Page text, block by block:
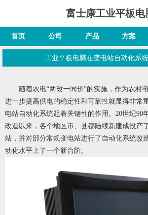
富士康工业平板电
首页 公司 产品 方案
工业平板电脑在变电站自动化系
随着农电“两改一同价”的实施，作为农村
进一步提高供电的稳定性和可靠性就显得非常
电站自动化系统起着关键性的作用。20世纪90
改造以来，各个地区市、县都陆续新建成投产
站，并对部分常规变电站进行了自动化系统改
动化水平上了一个新台阶。